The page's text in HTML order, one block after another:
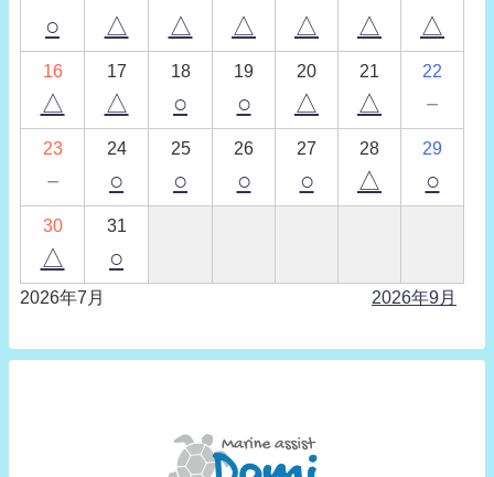
○ △ △ △ △ △ △
16
△
17
△
18
○
19
○
20
△
21
△
22
－
23
－
24
○
25
○
26
○
27
○
28
△
29
○
30
△
31
○
2026年7月 2026年9月